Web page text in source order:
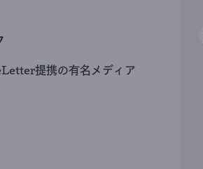
提携の有名メディア